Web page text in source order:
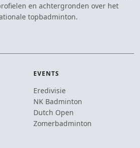
en achtergronden over het
topbadminton.
EVENTS
Eredivisie
NK Badminton
Dutch Open
Zomerbadminton